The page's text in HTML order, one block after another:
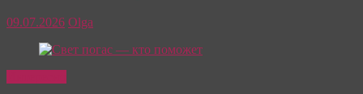
09.07.2026 Olga